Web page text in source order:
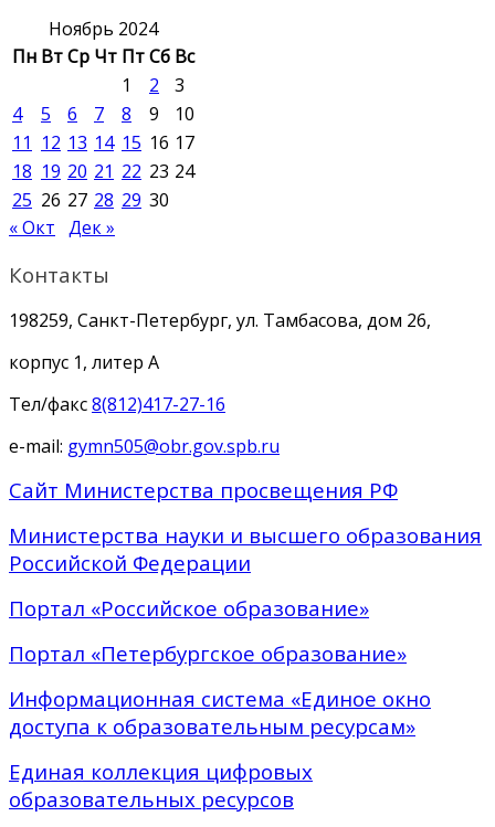
Ноябрь 2024
Пн ВтСр Чт ПтСб Вс
1
2
3
4
5 6 7 8 9
10
11 12 13 14 15 16 17
18 19 20 21 22 23 24
25 26 27 28 29 30
« Окт Дек »
Контакты
198259, Санкт-Петербург, ул. Тамбасова, дом 26,
корпус 1, литер А
Тел/факс8(812)417-27-16
e-mail: gymn505@obr.gov.spb.ru
Сайт Министерства просвещения РФ
Министерства науки и высшего образования
Российской Федерации
Портал «Российское образование»
Портал «Петербургское образование»
Информационная система «Единое окно
доступа к образовательным ресурсам»
Единая коллекция цифровых
образовательных ресурсов